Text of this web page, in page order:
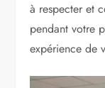
à respecter et
pendant votre
expérience de